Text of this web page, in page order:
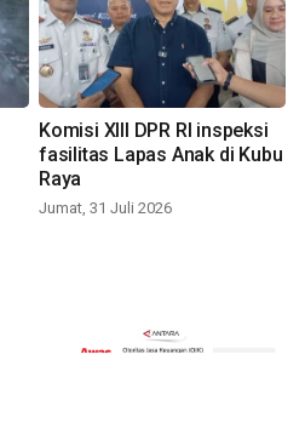
Komisi XIII DPR RI inspeksi
fasilitas Lapas Anak di Kubu
Raya
Jumat, 31 Juli 2026